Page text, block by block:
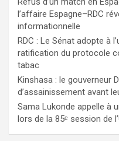
l’affaire Espagne–RDC
informationnelle
RDC : Le Sénat adopte à
ratification du protocole
tabac
Kinshasa : le gouverneur
d’assainissement avant
Sama Lukonde appelle à
lors de la 85ᵉ session de